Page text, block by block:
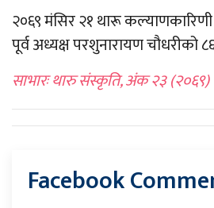
२०६९ मंसिर २१ थारू
पूर्व अध्यक्ष परशुनारायण चौधरीको
साभारः थारु संस्कृति, अंक २३ (२०६९)
Facebook